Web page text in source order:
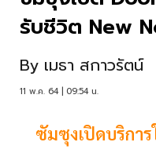
รับชีวิต New
By เมธา สกาวรัตน์
11 พ.ค. 64 | 09:54 น.
ซัมซุงเปิดบริกา